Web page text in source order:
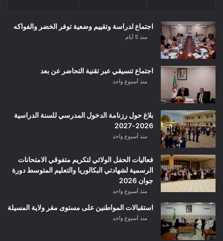
اجتماع لدراسة وتقييم وضعية توفر الخضر والفواكه
منذ 5 أيام
اجتماع تنسيقي عبر تقنية التحاضر عن بعد
منذ أسبوع واحد
بلاغ حول رزنامة الدخول المدرسي للسنة الدراسية
2026-2027
منذ أسبوع واحد
فعاليات الحفل الولائي لتكريم متفوقي الامتحانات
الرسمية لشهادتي البكالوريا والتعليم المتوسط دورة
جوان 2026
منذ أسبوع واحد
استقبالات المواطنين على مستوى مقر ولاية المسيلة
منذ أسبوع واحد